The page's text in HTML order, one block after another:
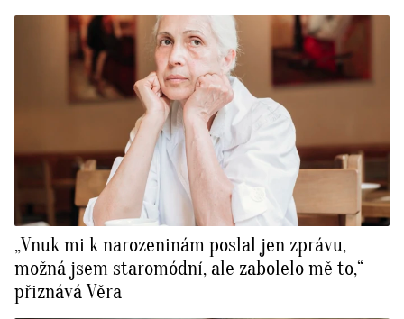
„Vnuk mi k narozeninám poslal jen zprávu,
možná jsem staromódní, ale zabolelo mě to,“
přiznává Věra